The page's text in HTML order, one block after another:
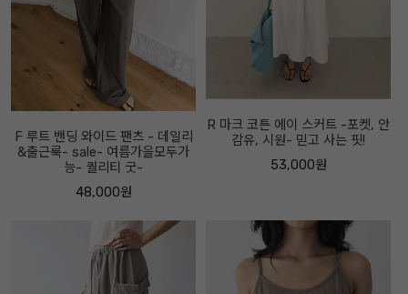
F 루트 밴딩 와이드 팬츠 - 데일리
&출근룩- sale- 여름가을모두가
능- 퀄리티 굿-
48,000원
R 마크 코튼 에이 스커트 -포켓, 안
감유, 시원- 믿고 사는 핏!
53,000원